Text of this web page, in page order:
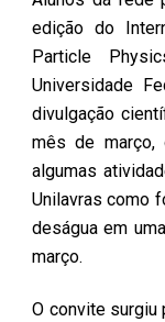
edição do
Particle
Universidade
divulgação
mês de março,
algumas
Unilavras como
deságua em
março.
O convite surgiu